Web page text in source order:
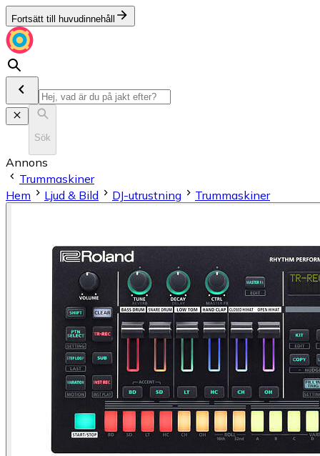
Fortsätt till huvudinnehåll
Sök
Annons
Trummaskiner
Hem
Ljud & Bild DJ-utrustning Trummaskiner